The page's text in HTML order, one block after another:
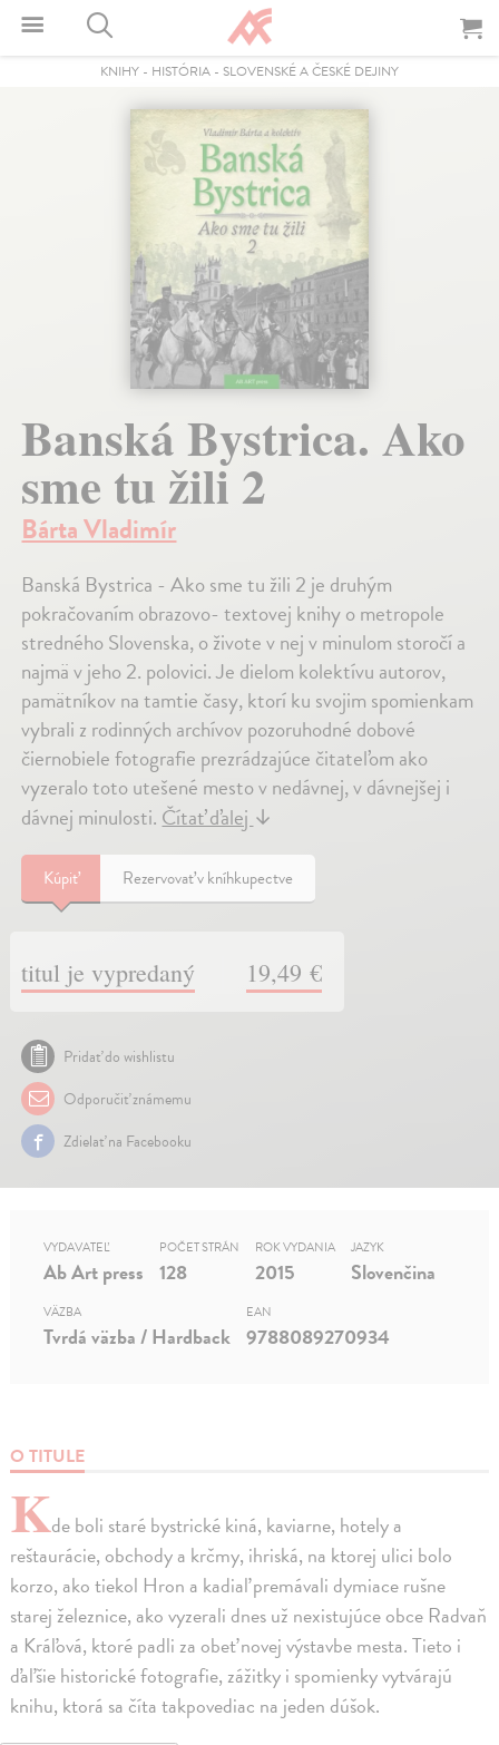
KNIHY - HISTÓRIA - SLOVENSKÉ A ČESKÉ DEJINY
Banská Bystrica. Ako
sme tu žili 2
Bárta Vladimír
Banská Bystrica - Ako sme tu žili 2 je druhým
pokračovaním obrazovo- textovej knihy o metropole
stredného Slovenska, o živote v nej v minulom storočí a
najmä v jeho 2. polovici. Je dielom kolektívu autorov,
pamätníkov na tamtie časy, ktorí ku svojim spomienkam
vybrali z rodinných archívov pozoruhodné dobové
čiernobiele fotografie prezrádzajúce čitateľom ako
vyzeralo toto utešené mesto v nedávnej, v dávnejšej i
dávnej minulosti.Čítať ďalej↓
Kúpiť Rezervovať v kníhkupectve
titul je vypredaný 19,49 €
Pridať do wishlistu
Odporučiť známemu
Zdielať na Facebooku
O TITULE
Kde boli staré bystrické kiná, kaviarne, hotely a
reštaurácie, obchody a krčmy, ihriská, na ktorej ulici bolo
korzo, ako tiekol Hron a kadiaľ premávali dymiace rušne
starej železnice, ako vyzerali dnes už nexistujúce obce Radvaň
a Kráľová, ktoré padli za obeť novej výstavbe mesta. Tieto i
ďaľšie historické fotografie, zážitky i spomienky vytvárajú
knihu, ktorá sa číta takpovediac na jeden dúšok.
VYDAVATEĽ
Ab Art press
POČET STRÁN
128
ROK VYDANIA
2015
JAZYK
Slovenčina
VÄZBA
Tvrdá väzba / Hardback
EAN
9788089270934